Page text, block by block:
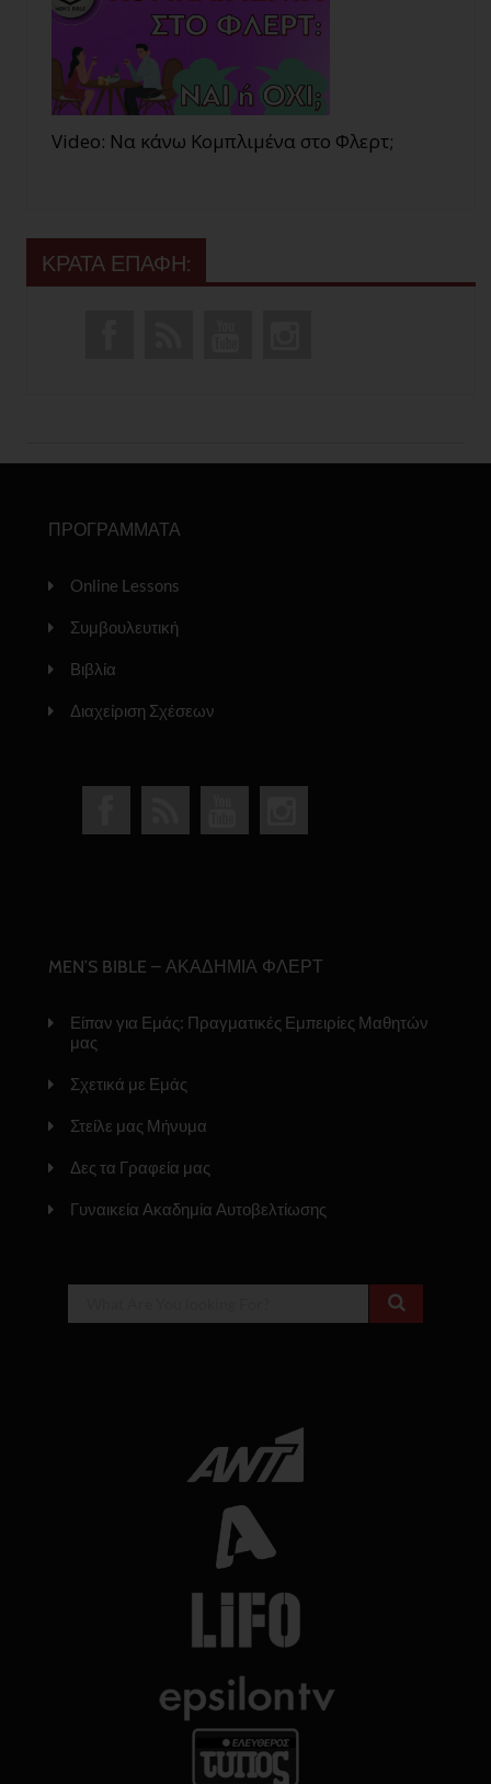
Video: Να κάνω Κομπλιμένα στο Φλερτ;
ΚΡΑΤΑ ΕΠΑΦΗ:
ΠΡΟΓΡΑΜΜΑΤΑ
Online Lessons
Συμβουλευτική
Βιβλία
Διαχείριση Σχέσεων
MEN’S BIBLE – ΑΚΑΔΗΜΙΑ ΦΛΕΡΤ
Είπαν για Εμάς: Πραγματικές Εμπειρίες Μαθητών
μας
Σχετικά με Εμάς
Στείλε μας Μήνυμα
Δες τα Γραφεία μας
Γυναικεία Ακαδημία Αυτοβελτίωσης